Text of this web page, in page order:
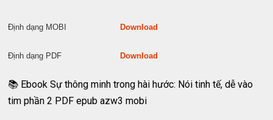
Định dạng MOBIDownload
Định dạng PDFDownload
📚 Ebook Sự thông minh trong hài hước: Nói tinh tế, dễ vào
tim phần 2 PDF epub azw3 mobi